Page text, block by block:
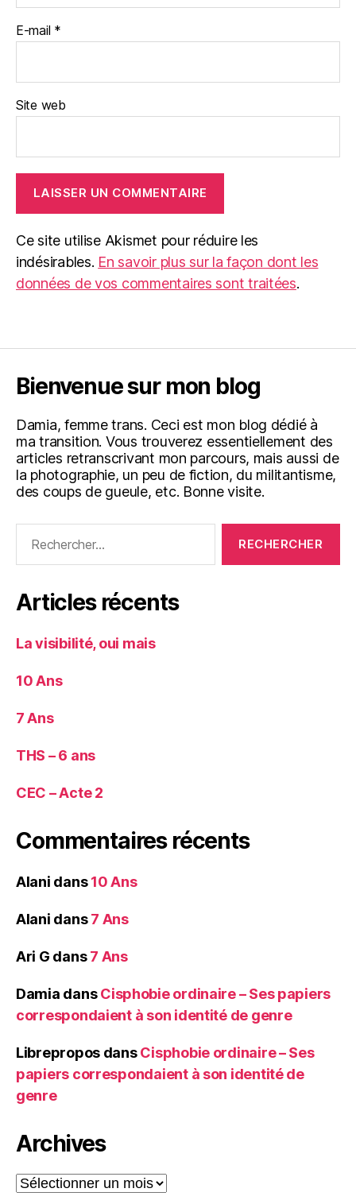
E-mail *
Site web
Ce site utilise Akismet pour réduire les
indésirables. En savoir plus sur la façon dont les
données de vos commentaires sont traitées.
Bienvenue sur mon blog
Damia, femme trans. Ceci est mon blog dédié à
ma transition. Vous trouverez essentiellement des
articles retranscrivant mon parcours, mais aussi de
la photographie, un peu de fiction, du militantisme,
des coups de gueule, etc. Bonne visite.
Articles récents
La visibilité, oui mais
10 Ans
7 Ans
THS – 6 ans
CEC – Acte 2
Commentaires récents
Alani dans10 Ans
Alani dans7 Ans
Ari G dans7 Ans
Damia dansCisphobie ordinaire – Ses papiers
correspondaient à son identité de genre
Librepropos dansCisphobie ordinaire – Ses
papiers correspondaient à son identité de
genre
Archives
Archives